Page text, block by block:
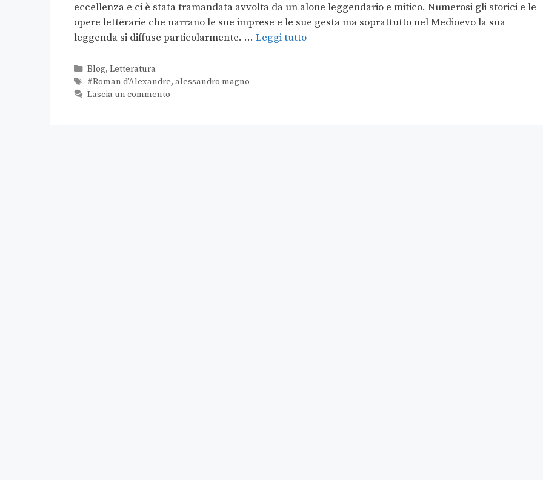
eccellenza e ci è stata tramandata avvolta da un alone leggendario e mitico. Numerosi gli storici e le
opere letterarie che narrano le sue imprese e le sue gesta ma soprattutto nel Medioevo la sua
leggenda si diffuse particolarmente. … Leggi tutto
Blog, Letteratura
#Roman d'Alexandre, alessandro magno
Lascia un commento